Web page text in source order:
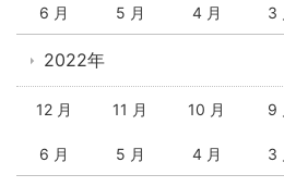
6 月 5 月 4 月 3
2022年
12 月 11 月 10 月 9
6 月 5 月 4 月 3